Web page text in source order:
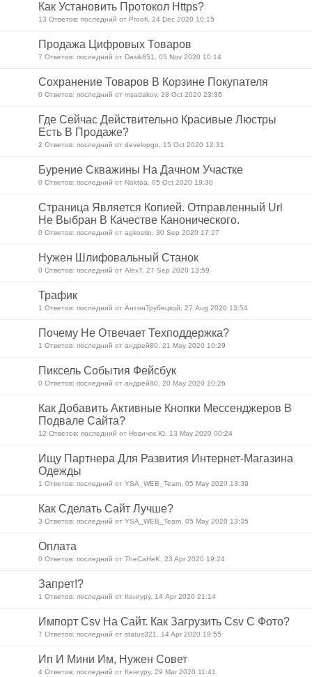
Как Установить Протокол Https?
13 Ответов: последний от Proofi, 24 Dec 2020 10:15
Продажа Цифровых Товаров
7 Ответов: последний от Dasik851, 05 Nov 2020 10:14
Сохранение Товаров В Корзине Покупателя
0 Ответов: последний от msadakov, 28 Oct 2020 23:36
Где Сейчас Действительно Красивые Люстры
Есть В Продаже?
2 Ответов: последний от developgo, 15 Oct 2020 12:31
Бурение Скважины На Дачном Участке
0 Ответов: последний от Noktoa, 05 Oct 2020 19:30
Страница Является Копией. Отправленный Url
Не Выбран В Качестве Канонического.
0 Ответов: последний от agkostin, 30 Sep 2020 17:27
Нужен Шлифовальный Станок
0 Ответов: последний от AlexT, 27 Sep 2020 13:59
Трафик
1 Ответов: последний от АнтонТрубецкой, 27 Aug 2020 13:54
Почему Не Отвечает Техподдержка?
1 Ответов: последний от андрей80, 21 May 2020 10:29
Пиксель События Фейсбук
0 Ответов: последний от андрей80, 20 May 2020 10:26
Как Добавить Активные Кнопки Мессенджеров В
Подвале Сайта?
12 Ответов: последний от Новичок Ю, 13 May 2020 00:24
Ищу Партнера Для Развития Интернет-Магазина
Одежды
1 Ответов: последний от YSA_WEB_Team, 05 May 2020 13:39
Как Сделать Сайт Лучше?
3 Ответов: последний от YSA_WEB_Team, 05 May 2020 13:35
Оплата
0 Ответов: последний от TheCaHeK, 23 Apr 2020 19:24
Запрет!?
1 Ответов: последний от Кенгуру, 14 Apr 2020 21:14
Импорт Csv На Сайт. Как Загрузить Csv С Фото?
7 Ответов: последний от status321, 14 Apr 2020 19:55
Ип И Мини Им, Нужен Совет
4 Ответов: последний от Кенгуру, 29 Mar 2020 11:41